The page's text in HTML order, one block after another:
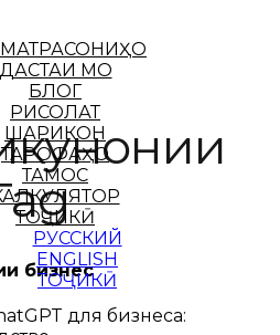
ДАСТАИ МО
БЛОГ
РИСОЛАТ
ШАРИКОН
ТАРОФАҲО
ТАМОС
ТОҶИКӢ
РУССКИЙ
ENGLISH
ТОҶИКӢ
бизнес